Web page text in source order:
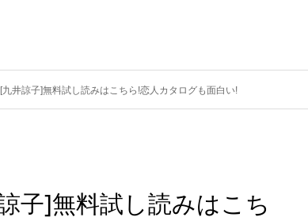
井諒子]無料試し読みはこちら!恋人カタログも面白い!
子]無料試し読みはこち